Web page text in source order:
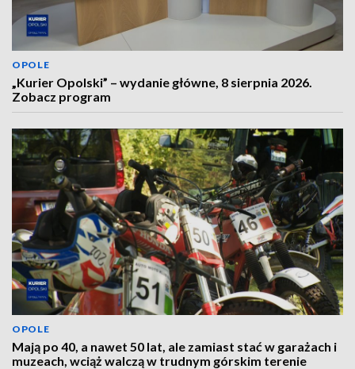
OPOLE
„Kurier Opolski” – wydanie główne, 8 sierpnia 2026.
Zobacz program
OPOLE
Mają po 40, a nawet 50 lat, ale zamiast stać w garażach i
muzeach, wciąż walczą w trudnym górskim terenie